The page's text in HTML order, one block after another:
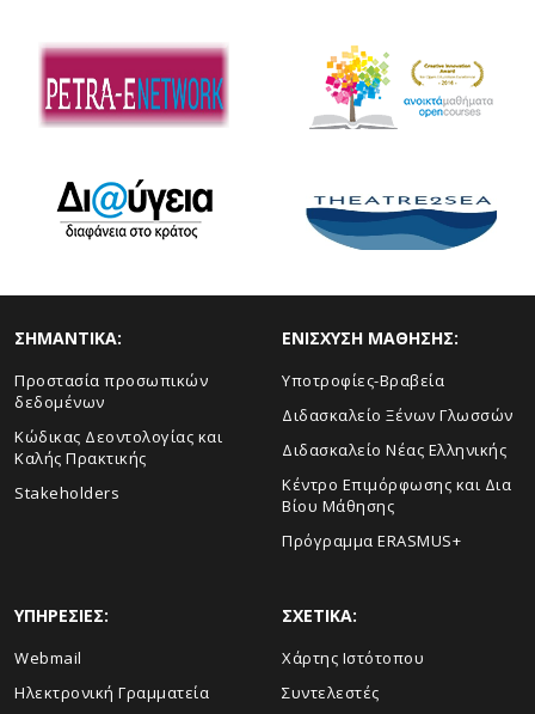
ΣHMANTIKA:
Προστασία προσωπικών
δεδομένων
Κώδικας Δεοντολογίας και
Καλής Πρακτικής
Stakeholders
ΕΝΙΣΧΥΣΗ ΜΑΘΗΣΗΣ:
Yποτροφίες-Βραβεία
Διδασκαλείο Ξένων Γλωσσών
Διδασκαλείο Νέας Ελληνικής
Κέντρο Επιμόρφωσης και Δια
Βίου Μάθησης
Πρόγραμμα ERASMUS+
ΥΠΗΡΕΣΙΕΣ:
Webmail
Ηλεκτρονική Γραμματεία
ΣΧΕΤΙΚΑ:
Xάρτης Ιστότοπου
Συντελεστές